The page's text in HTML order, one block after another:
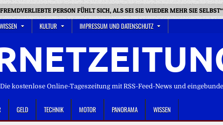
PERSON FÜHLT SICH, ALS SEI SIE WIEDER MEHR SIE SELBST“
KULTUR IMPRESSUM UND DATENSCHUTZ
kostenlose Online-Tageszeitung mit RSS-Feed-News und
GELD TECHNIK MOTOR PANORAMA WISSEN